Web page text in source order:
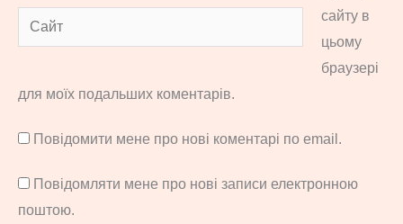
Сайт
сайту в
цьому
браузері
для моїх подальших коментарів.
Повідомити мене про нові коментарі по email.
Повідомляти мене про нові записи електронною
поштою.